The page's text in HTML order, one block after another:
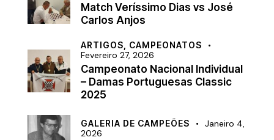
Match Veríssimo Dias vs José
Carlos Anjos
ARTIGOS, CAMPEONATOS
Fevereiro 27, 2026
Campeonato Nacional Individual
– Damas Portuguesas Classic
2025
GALERIA DE CAMPEÕES
Janeiro 4,
2026